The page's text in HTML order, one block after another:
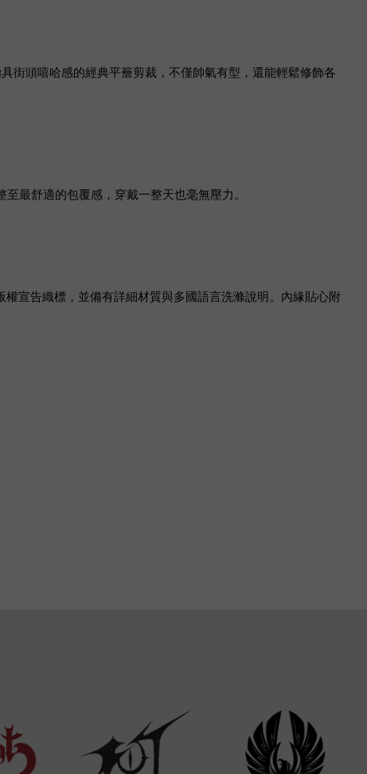
街頭嘻哈感的經典平簷剪裁，不僅帥氣有型，還能輕鬆修飾各
至最舒適的包覆感，穿戴一整天也毫無壓力。
宣告織標，並備有詳細材質與多國語言洗滌說明。內緣貼心附